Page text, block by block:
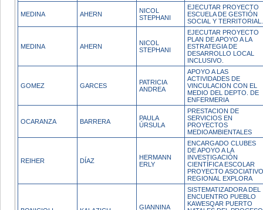
MEDINA AHERN
NICOL
STEPHANI
EJECUTAR PROYECTO
ESCUELA DE GESTIÓN
SOCIAL Y TERRITORIAL.
MEDINA AHERN
NICOL
STEPHANI
EJECUTAR PROYECTO
PLAN DE APOYO A LA
ESTRATEGIA DE
DESARROLLO LOCAL
INCLUSIVO.
GOMEZ GARCES
PATRICIA
ANDREA
APOYO A LAS
ACTIVIDADES DE
VINCULACION CON EL
MEDIO DEL DEPTO. DE
ENFERMERIA
OCARANZA BARRERA
PAULA
ÚRSULA
PRESTACION DE
SERVICIOS EN
PROYECTOS
MEDIOAMBIENTALES
REIHER DÍAZ
HERMANN
ERLY
ENCARGADO CLUBES
DE APOYO A LA
INVESTIGACIÓN
CIENTÍFICA ESCOLAR
PROYECTO ASOCIATIVO
REGIONAL EXPLORA
GIANNINA
SISTEMATIZADORA DEL
ENCUENTRO PUEBLO
KAWESQAR PUERTO